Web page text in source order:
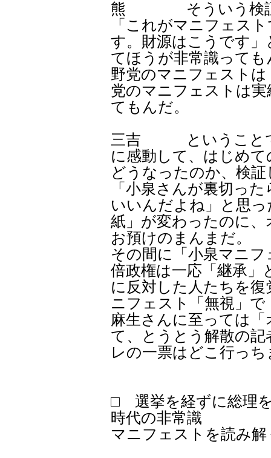
熊 そういう検証や
「これがマニフェス
す。財源はこうです
てほうが非常識って
野党のマニフェスト
党のマニフェストは
てもんだ。
三吉 ということで
に感動して、はじめ
どうなったのか、検
「小泉さんが裏切っ
いいんだよね」と思
紙」が変わったのに
お預けのまんまだ。
その間に「小泉マニ
倍政権は一応「継承
に反対した人たちを
ニフェスト「無視」
麻生さんに至っては
て、とうとう解散の
レの一票はどこ行っ
□ 選挙を経ずに総理
時代の非常識
マニフェストを読み